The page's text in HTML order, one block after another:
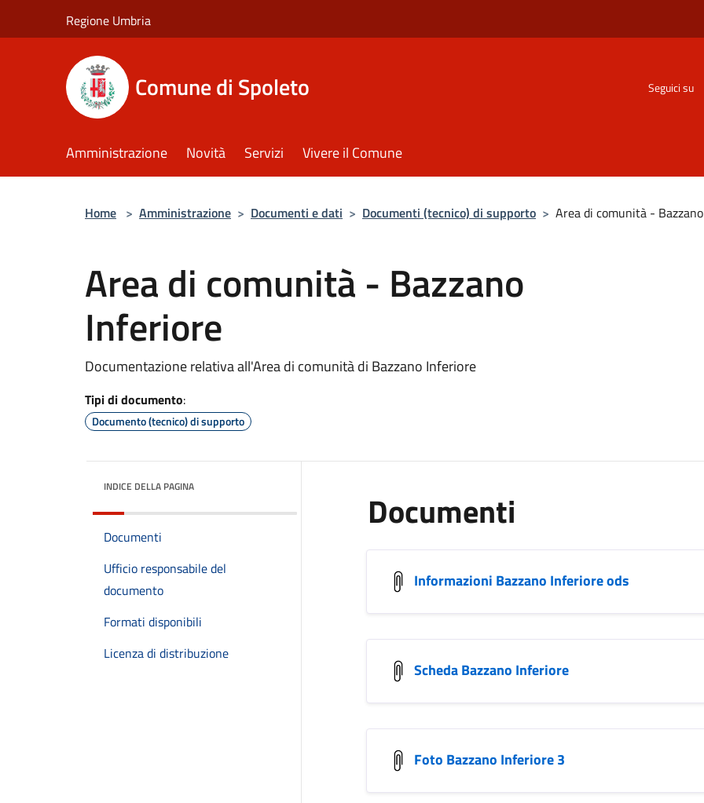
Regione Umbria
Comune di Spoleto Seguici su
Amministrazione Novità Servizi Vivere il Comune
Home > Amministrazione > Documenti e dati > Documenti (tecnico) di supporto > Area di comunità -
Area di comunità - Bazzano
Inferiore
Documentazione relativa all'Area di comunità di Bazzano Inferiore
Tipi di documento:
Documento (tecnico) di supporto
INDICE DELLA PAGINA
Documenti
Ufficio responsabile del
documento
Formati disponibili
Licenza di distribuzione
Documenti
Informazioni Bazzano Inferiore ods
Scheda Bazzano Inferiore
Foto Bazzano Inferiore 3